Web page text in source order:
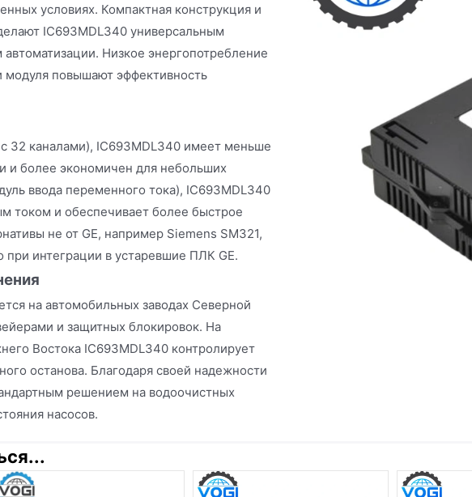
условиях. Компактная конструкция и
IC693MDL340 универсальным
Низкое энергопотребление
модуля повышают эффективность
32 каналами), IC693MDL340 имеет меньше
и более экономичен для небольших
ввода переменного тока), IC693MDL340
током и обеспечивает более быстрое
не от GE, например Siemens SM321,
интеграции в устаревшие ПЛК GE.
на автомобильных заводах Северной
и защитных блокировок. На
Востока IC693MDL340 контролирует
останова. Благодаря своей надежности
решением на водоочистных
насосов.